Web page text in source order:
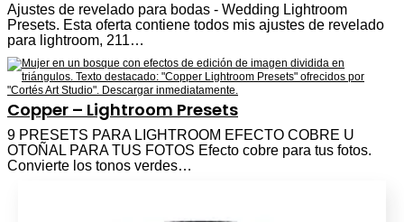
Ajustes de revelado para bodas - Wedding Lightroom
Presets. Esta oferta contiene todos mis ajustes de revelado
para lightroom, 211…
Copper – Lightroom Presets
9 PRESETS PARA LIGHTROOM EFECTO COBRE U
OTOÑAL PARA TUS FOTOS Efecto cobre para tus fotos.
Convierte los tonos verdes…